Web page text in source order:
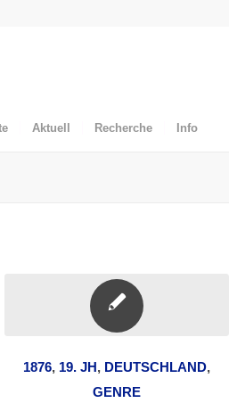
Aktuell Recherche Info
1876, 19. JH, DEUTSCHLAND,
GENRE